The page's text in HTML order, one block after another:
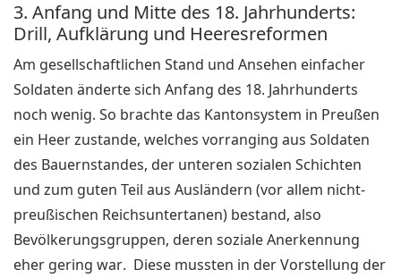
3. Anfang und Mitte des 18. Jahrhunderts:
Drill, Aufklärung und Heeresreformen
Am gesellschaftlichen Stand und Ansehen einfacher
Soldaten änderte sich Anfang des 18. Jahrhunderts
noch wenig. So brachte das Kantonsystem in Preußen
ein Heer zustande, welches vorranging aus Soldaten
des Bauernstandes, der unteren sozialen Schichten
und zum guten Teil aus Ausländern (vor allem nicht-
preußischen Reichsuntertanen) bestand, also
Bevölkerungsgruppen, deren soziale Anerkennung
eher gering war. Diese mussten in der Vorstellung der